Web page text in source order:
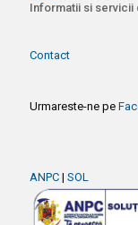
Informatii si servicii
Contact
Urmareste-ne pe
ANPC | SOL